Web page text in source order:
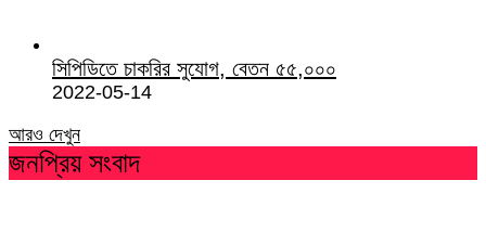
সিপিডিতে চাকরির সুযোগ, বেতন ৫৫,০০০
2022-05-14
আরও দেখুন
জনপ্রিয় সংবাদ